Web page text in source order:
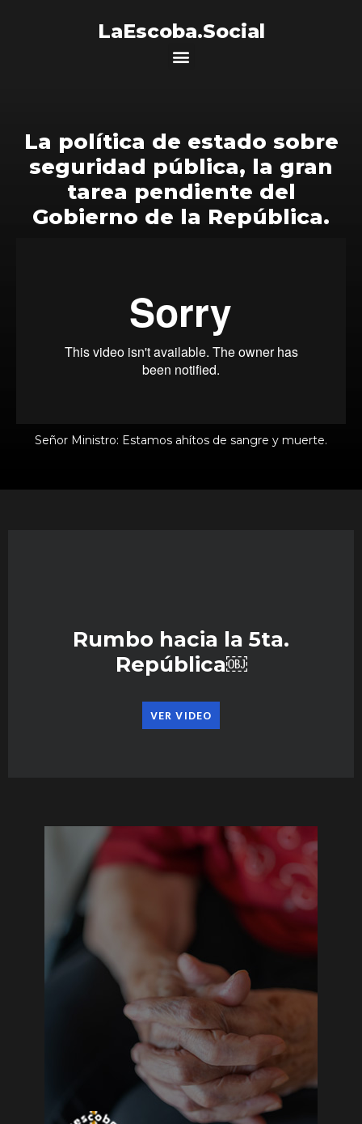
LaEscoba.Social
La política de estado sobre
seguridad pública, la gran
tarea pendiente del
Gobierno de la República.
Señor Ministro: Estamos ahítos de sangre y muerte.
Rumbo hacia la 5ta.
República￼
VER VIDEO